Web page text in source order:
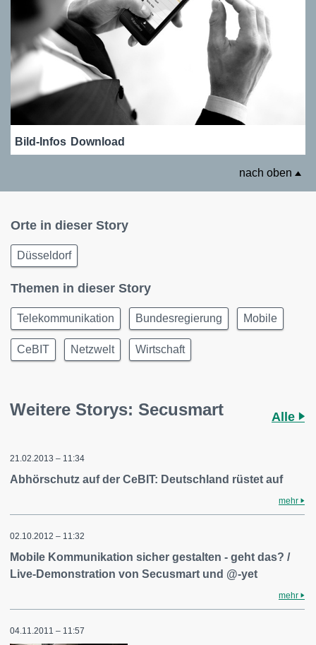
Bild-Infos Download
nach oben
Orte in dieser Story
Düsseldorf
Themen in dieser Story
Telekommunikation Bundesregierung Mobile
CeBIT Netzwelt Wirtschaft
Weitere Storys: Secusmart Alle
21.02.2013 – 11:34
Abhörschutz auf der CeBIT: Deutschland rüstet auf
mehr
02.10.2012 – 11:32
Mobile Kommunikation sicher gestalten - geht das? /
Live-Demonstration von Secusmart und @-yet
mehr
04.11.2011 – 11:57